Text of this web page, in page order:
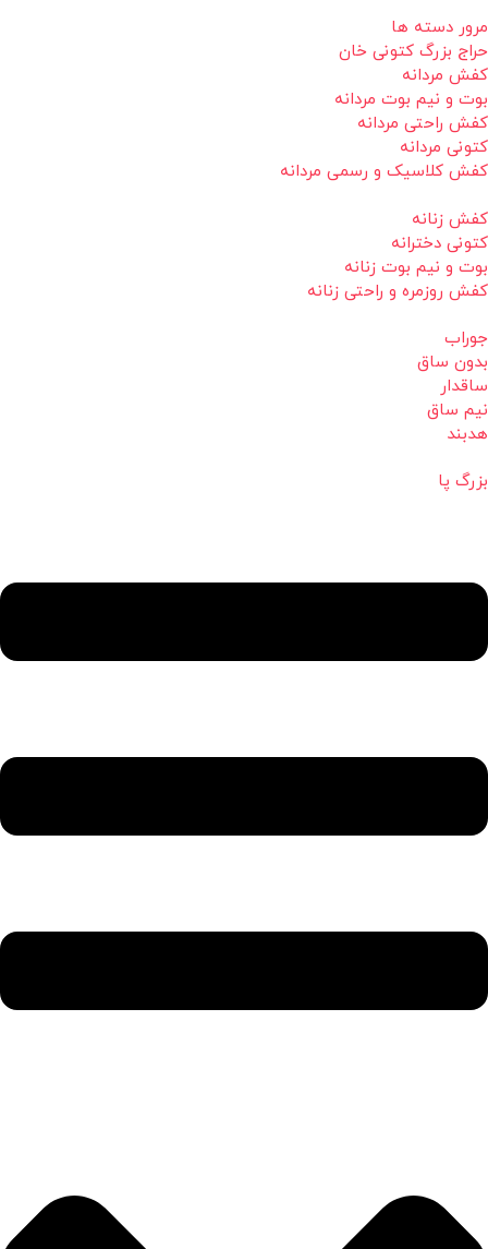
مرور دسته ها
حراج بزرگ کتونی خان
کفش مردانه
بوت و نیم بوت مردانه
کفش راحتی مردانه
کتونی مردانه
کفش کلاسیک و رسمی مردانه
کفش زنانه
کتونی دخترانه
بوت و نیم بوت زنانه
کفش روزمره و راحتی زنانه
جوراب
بدون ساق
ساقدار
نیم ساق
هدبند
بزرگ پا